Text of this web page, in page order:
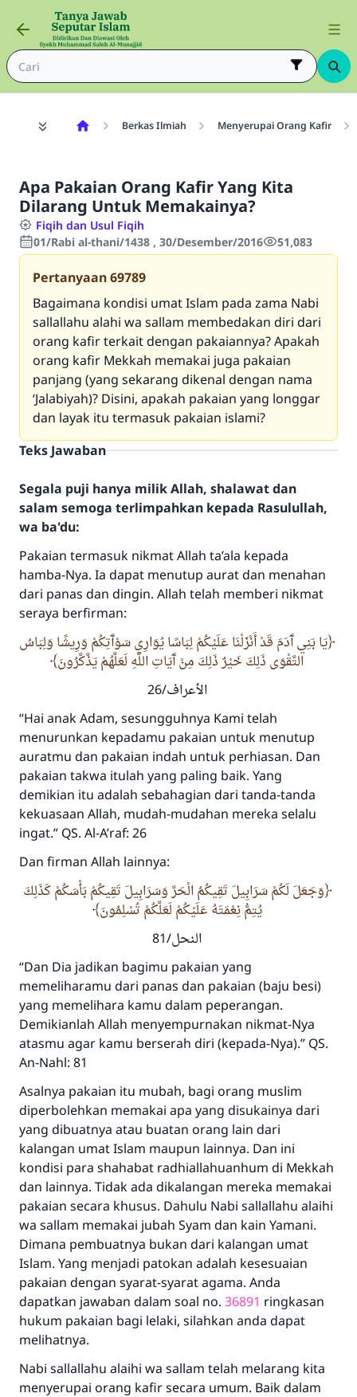
Berkas Ilmiah Menyerupai Orang Kafir
Apa Pakaian Orang Kafir Yang Kita
Dilarang Untuk Memakainya?
Fiqih dan Usul Fiqih
01/Rabi al-thani/1438 , 30/Desember/2016
51,083
Pertanyaan69789
Bagaimana kondisi umat Islam pada zama Nabi
sallallahu alahi wa sallam membedakan diri dari
orang kafir terkait dengan pakaiannya? Apakah
orang kafir Mekkah memakai juga pakaian
panjang (yang sekarang dikenal dengan nama
‘Jalabiyah)? Disini, apakah pakaian yang longgar
dan layak itu termasuk pakaian islami?
Teks Jawaban
Segala puji hanya milik Allah, shalawat dan
salam semoga terlimpahkan kepada Rasulullah,
wa ba'du:
Pakaian termasuk nikmat Allah ta’ala kepada
hamba-Nya. Ia dapat menutup aurat dan menahan
dari panas dan dingin. Allah telah memberi nikmat
seraya berfirman:
يَا بَنِي آَدَمَ قَدْ أَنْزَلْنَا عَلَيْكُمْ لِبَاسًا يُوَارِي سَوْآَتِكُمْ وَرِيشًا وَلِبَاسُ
التَّقْوَى ذَلِكَ خَيْرٌ ذَلِكَ مِنْ آَيَاتِ اللَّهِ لَعَلَّهُمْ يَذَّكَّرُونَ
الأعراف/26
“Hai anak Adam, sesungguhnya Kami telah
menurunkan kepadamu pakaian untuk menutup
auratmu dan pakaian indah untuk perhiasan. Dan
pakaian takwa itulah yang paling baik. Yang
demikian itu adalah sebahagian dari tanda-tanda
kekuasaan Allah, mudah-mudahan mereka selalu
ingat.” QS. Al-A’raf: 26
Dan firman Allah lainnya:
وَجَعَلَ لَكُمْ سَرَابِيلَ تَقِيكُمُ الْحَرَّ وَسَرَابِيلَ تَقِيكُمْ بَأْسَكُمْ كَذَلِكَ
يُتِمُّ نِعْمَتَهُ عَلَيْكُمْ لَعَلَّكُمْ تُسْلِمُونَ
النحل/81
“Dan Dia jadikan bagimu pakaian yang
memeliharamu dari panas dan pakaian (baju besi)
yang memelihara kamu dalam peperangan.
Demikianlah Allah menyempurnakan nikmat-Nya
atasmu agar kamu berserah diri (kepada-Nya).” QS.
An-Nahl: 81
Asalnya pakaian itu mubah, bagi orang muslim
diperbolehkan memakai apa yang disukainya dari
yang dibuatnya atau buatan orang lain dari
kalangan umat Islam maupun lainnya. Dan ini
kondisi para shahabat radhiallahuanhum di Mekkah
dan lainnya. Tidak ada dikalangan mereka memakai
pakaian secara khusus. Dahulu Nabi sallallahu alaihi
wa sallam memakai jubah Syam dan kain Yamani.
Dimana pembuatnya bukan dari kalangan umat
Islam. Yang menjadi patokan adalah kesesuaian
pakaian dengan syarat-syarat agama. Anda
dapatkan jawaban dalam soal no. 36891 ringkasan
hukum pakaian bagi lelaki, silahkan anda dapat
melihatnya.
Nabi sallallahu alaihi wa sallam telah melarang kita
menyerupai orang kafir secara umum. Baik dalam